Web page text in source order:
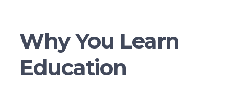
Why You Learn
Education